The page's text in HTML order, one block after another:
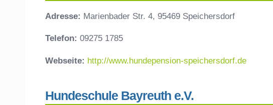
Adresse: Marienbader Str. 4, 95469 Speichersdorf
Telefon: 09275 1785
Webseite: http://www.hundepension-speichersdorf.de
Hundeschule Bayreuth e.V.